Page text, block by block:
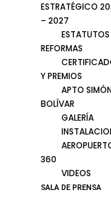
ESTRATÉGICO
– 2027
ESTATUTOS
REFORMAS
Y PREMIOS
APTO
BOLÍVAR
GALERÍA
360
VIDEOS
SALA DE PRENSA